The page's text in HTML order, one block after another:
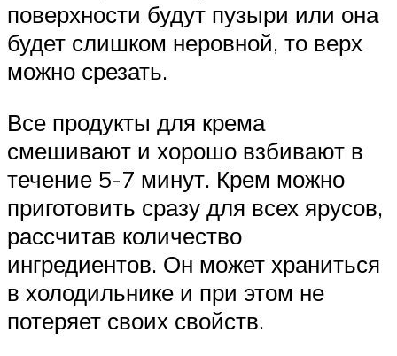
поверхности будут пузыри или она
будет слишком неровной, то верх
можно срезать.
Все продукты для крема
смешивают и хорошо взбивают в
течение 5-7 минут. Крем можно
приготовить сразу для всех ярусов,
рассчитав количество
ингредиентов. Он может храниться
в холодильнике и при этом не
потеряет своих свойств.